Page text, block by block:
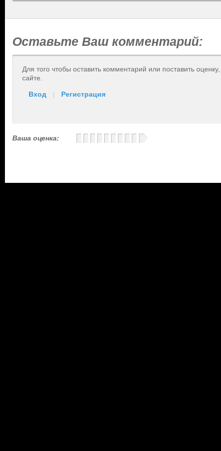
Оставьте Ваш комментарий:
Для того чтобы оставить комментарий или поставить
сайте.
Вход | Регистрация
Ваша оценка: